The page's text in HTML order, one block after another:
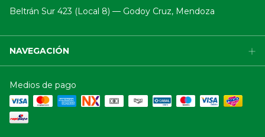
Beltrán Sur 423 (Local 8) — Godoy Cruz, Mendoza
NAVEGACIÓN
Medios de pago